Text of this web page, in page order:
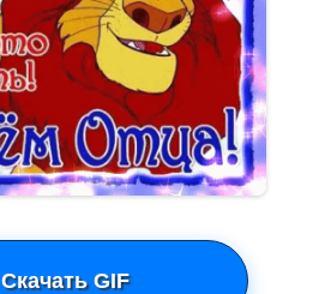
Скачать GIF